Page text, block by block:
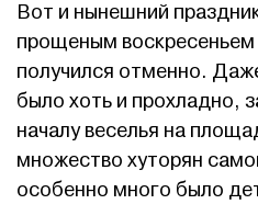
Вот и нынешний
прощеным
получился отменно.
было хоть и прохладно,
началу веселья на
множество хуторян
особенно много было